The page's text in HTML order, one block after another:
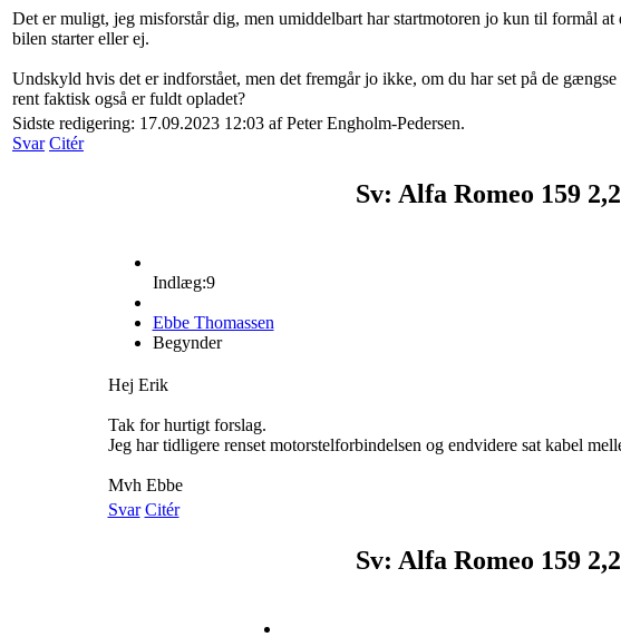
Det er muligt, jeg misforstår dig, men umiddelbart har startmotoren jo kun til formål
bilen starter eller ej.
Undskyld hvis det er indforstået, men det fremgår jo ikke, om du har set på de
rent faktisk også er fuldt opladet?
Sidste redigering: 17.09.2023 12:03 af Peter Engholm-Pedersen.
Svar Citér
Sv: Alfa Romeo 159
Indlæg:9
Ebbe Thomassen
Begynder
Hej Erik
Tak for hurtigt forslag.
Jeg har tidligere renset motorstelforbindelsen og endvidere sat kabel
Mvh Ebbe
Svar Citér
Sv: Alfa Romeo 159